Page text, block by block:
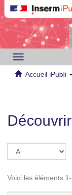
Toggle
navigation
Accueil iPubli
Voici les éléments